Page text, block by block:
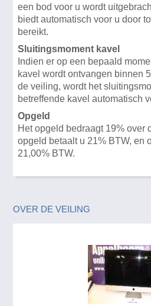
een bod voor u wordt
biedt automatisch voor u door
bereikt.
Sluitingsmoment kavel
Indien er op een bepaald
kavel wordt ontvangen binnen
de veiling, wordt het
betreffende kavel automatisch
Opgeld
Het opgeld bedraagt 19% over
opgeld betaalt u 21% BTW, en
21,00% BTW.
OVER DE VEILING